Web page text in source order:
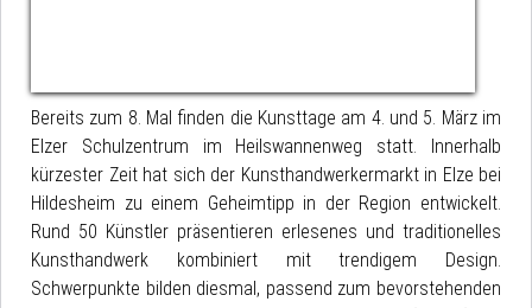
Bereits zum 8. Mal finden die Kunsttage am 4. und 5. März im
Elzer Schulzentrum im Heilswannenweg statt. Innerhalb
kürzester Zeit hat sich der Kunsthandwerkermarkt in Elze bei
Hildesheim zu einem Geheimtipp in der Region entwickelt.
Rund 50 Künstler präsentieren erlesenes und traditionelles
Kunsthandwerk kombiniert mit trendigem Design.
Schwerpunkte bilden diesmal, passend zum bevorstehenden